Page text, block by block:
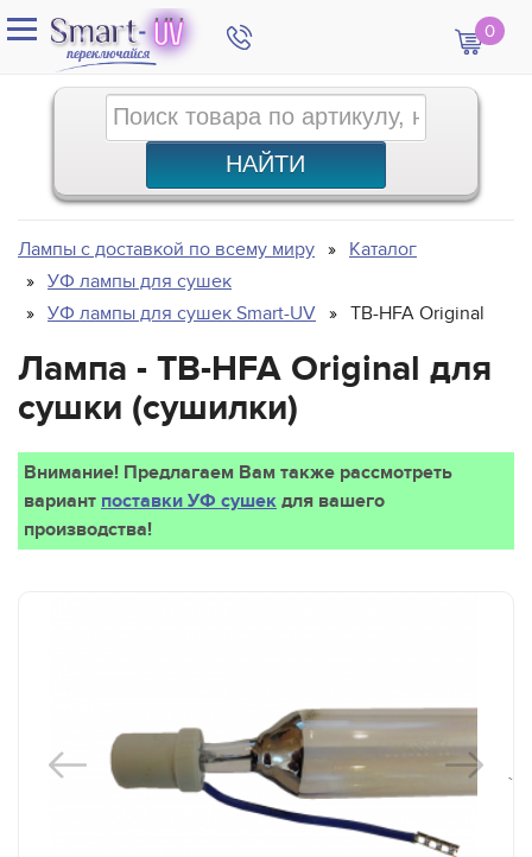
0
Лампы с доставкой по всему миру
Каталог
УФ лампы для сушек
УФ лампы для сушек Smart-UV
TB-HFA Original
Лампа - TB-HFA Original для
сушки (сушилки)
Внимание! Предлагаем Вам также рассмотреть
вариант поставки УФ сушек для вашего
производства!
`